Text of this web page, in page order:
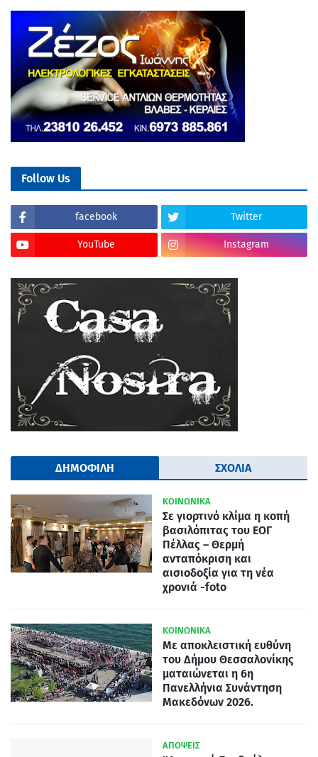
Follow Us
facebook Twitter
YouTube Instagram
ΔΗΜΟΦΙΛΗ ΣΧΟΛΙΑ
ΚΟΙΝΩΝΙΚΑ
Σε γιορτινό κλίμα η κοπή
βασιλόπιτας του ΕΟΓ
Πέλλας – Θερμή
ανταπόκριση και
αισιοδοξία για τη νέα
χρονιά -foto
ΚΟΙΝΩΝΙΚΑ
Με αποκλειστική ευθύνη
του Δήμου Θεσσαλονίκης
ματαιώνεται η 6η
Πανελλήνια Συνάντηση
Μακεδόνων 2026.
ΑΠΟΨΕΙΣ